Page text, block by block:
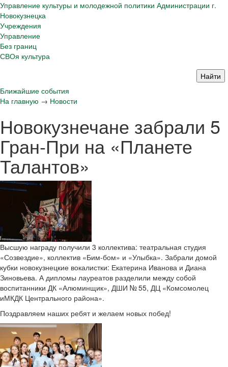
Управление культуры и молодежной политики Администрации г.
Новокузнецка
Учреждения
Управление
Без границ
СВОя культура
Ближайшие события
На главную → Новости
Новокузнечане забрали 5
Гран-При на «Планете
Талантов»
Высшую награду получили 3 коллектива: театральная студия
«Созвездие», коллектив «Бим-бом» и «Улыбка». Забрали домой
кубки новокузнецкие вокалистки: Екатерина Иванова и Диана
Зиновьева. А дипломы лауреатов разделили между собой
воспитанники ДК «Алюминщик», ДШИ № 55, ДЦ «Комсомолец
иМКДК Центрального района».
Поздравляем наших ребят и желаем новых побед!